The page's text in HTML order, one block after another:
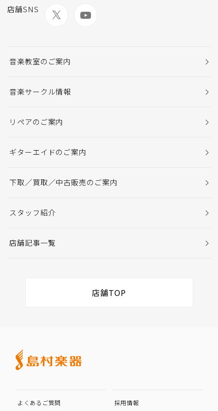
店舗SNS
音楽教室のご案内
音楽サークル情報
リペアのご案内
ギターエイドのご案内
下取／買取／中古販売のご案内
スタッフ紹介
店舗記事一覧
店舗TOP
よくあるご質問 採用情報